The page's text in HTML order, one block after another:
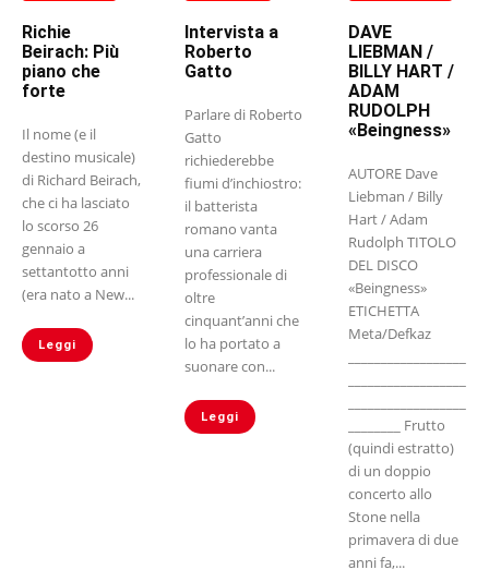
Richie
Beirach: Più
piano che
forte
Il nome (e il
destino musicale)
di Richard Beirach,
che ci ha lasciato
lo scorso 26
gennaio a
settantotto anni
(era nato a New...
Leggi
Intervista a
Roberto
Gatto
Parlare di Roberto
Gatto
richiederebbe
fiumi d’inchiostro:
il batterista
romano vanta
una carriera
professionale di
oltre
cinquant’anni che
lo ha portato a
suonare con...
Leggi
DAVE
LIEBMAN /
BILLY HART /
ADAM
RUDOLPH
«Beingness»
AUTORE Dave
Liebman / Billy
Hart / Adam
Rudolph TITOLO
DEL DISCO
«Beingness»
ETICHETTA
Meta/Defkaz
(quindi estratto)
di un doppio
concerto allo
Stone nella
primavera di due
anni fa,...